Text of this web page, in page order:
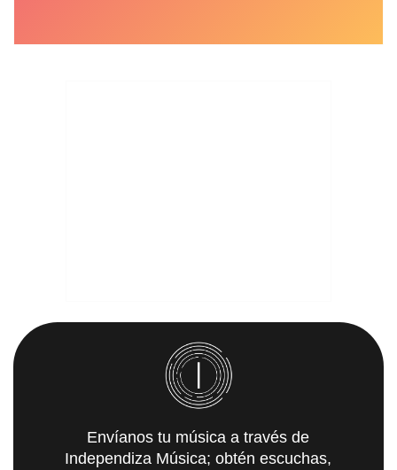
Envíanos tu música a través de
Independiza Música; obtén escuchas,